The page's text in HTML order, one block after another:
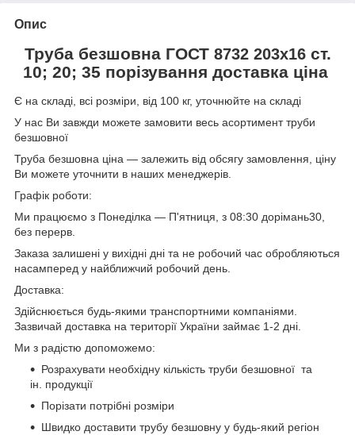
Опис
Труба безшовна ГОСТ 8732 203х16 ст.
10; 20; 35 порізування доставка ціна
Є на складі, всі розміри, від 100 кг, уточнюйте на складі
У нас Ви завжди можете замовити весь асортимент труби
безшовної
Труба безшовна ціна — залежить від обсягу замовлення, ціну
Ви можете уточнити в наших менеджерів.
Графік роботи:
Ми працюємо з Понеділка — П'ятниця, з 08:30 дорімань30,
без перерв.
Заказа залишені у вихідні дні та не робочий час обробляються
насамперед у найближчий робочий день.
Доставка:
Здійснюється будь-якими транспортними компаніями.
Зазвичай доставка на території України займає 1-2 дні.
Ми з радістю допоможемо:
Розрахувати необхідну кількість труби безшовної та
ін. продукції
Порізати потрібні розміри
Швидко доставити трубу безшовну у будь-який регіон